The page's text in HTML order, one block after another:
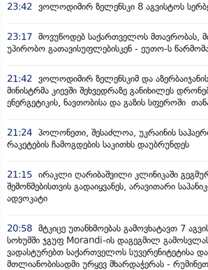
23:42 ვოლოდიმირ ზელენსკი 8 აგვისტოს
23:17 მოვუწოდებ საქართველოს მთავრობას,
უპირობო გათავისუფლებისკენ - ეუთო-ს
21:42
ვოლოდიმირ ზელენსკიმ და
მინისტრმა კიევში შეხვედრაზე განიხილეს
ენერგეტიკის, ნავთობისა და გაზის სფეროში
21:24 პოლონეთი, შესაძლოა, უკრაინის
რაკეტების ჩამოგდების საკითხს დაუბრუნდეს
21:15 ირაკლი ღარიბაშვილი კლინიკაში
შემოწმებისთვის გადაიყვანეს, არავითარი
ადვოკატი
20:58 მტკიცე უთანხმოებას გამოვხატავთ 7
სოხუმში ჯგუფ Morandi-ის დაგეგმილ
ვადასტურებთ საქართველოს სუვერენიტეტისა
მთლიანობისადმი ურყევ მხარდაჭერას -